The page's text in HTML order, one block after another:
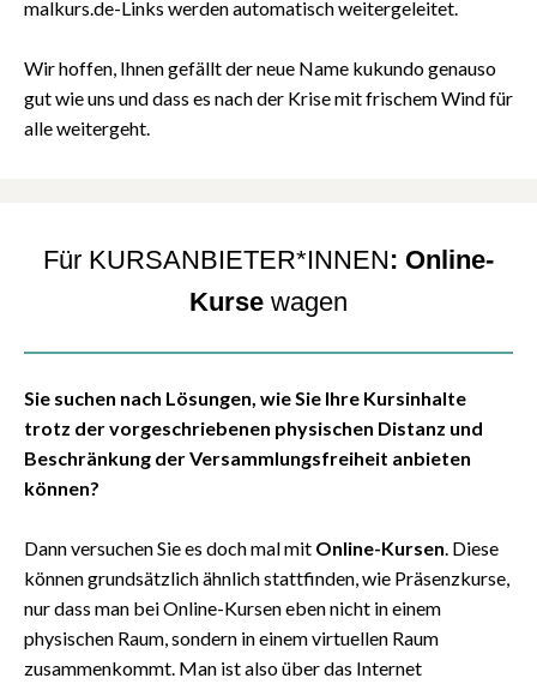
malkurs.de-Links werden automatisch weitergeleitet.
Wir hoffen, Ihnen gefällt der neue Name kukundo genauso
gut wie uns und dass es nach der Krise mit frischem Wind für
alle weitergeht.
Für KURSANBIETER*INNEN: Online-
Kurse wagen
Sie suchen nach Lösungen, wie Sie Ihre Kursinhalte
trotz der vorgeschriebenen physischen Distanz und
Beschränkung der Versammlungsfreiheit anbieten
können?
Dann versuchen Sie es doch mal mit Online-Kursen. Diese
können grundsätzlich ähnlich stattfinden, wie Präsenzkurse,
nur dass man bei Online-Kursen eben nicht in einem
physischen Raum, sondern in einem virtuellen Raum
zusammenkommt. Man ist also über das Internet